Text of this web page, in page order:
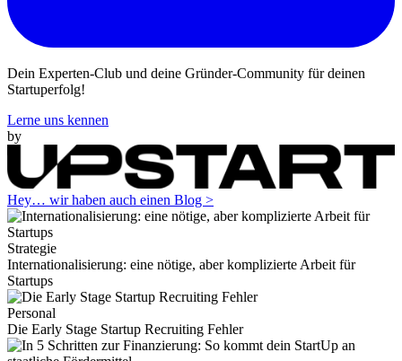
Dein Experten-Club und deine Gründer-Community für deinen
Startuperfolg!
Lerne uns kennen
by
Hey… wir haben auch einen Blog >
Strategie
Internationalisierung: eine nötige, aber komplizierte Arbeit für
Startups
Personal
Die Early Stage Startup Recruiting Fehler